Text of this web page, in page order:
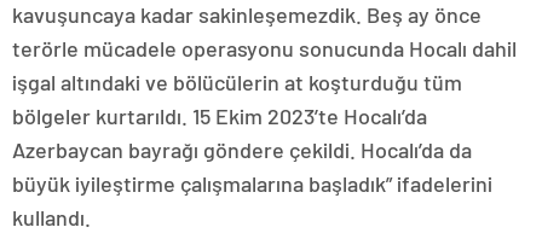
kavuşuncaya kadar sakinleşemezdik. Beş ay önce
terörle mücadele operasyonu sonucunda Hocalı dahil
işgal altındaki ve bölücülerin at koşturduğu tüm
bölgeler kurtarıldı. 15 Ekim 2023’te Hocalı’da
Azerbaycan bayrağı göndere çekildi. Hocalı’da da
büyük iyileştirme çalışmalarına başladık” ifadelerini
kullandı.